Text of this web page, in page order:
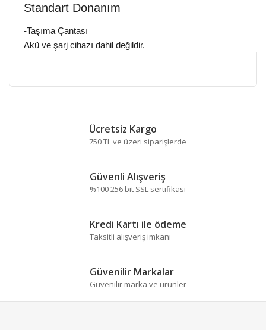
Standart Donanım
-Taşıma Çantası
Akü ve şarj cihazı dahil değildir.
Bu ürüne ilk yorumu siz yapın!
formunu kullanarak tarafımıza iletebilirsiniz.
Görüş ve önerileriniz için teşekkür ederiz.
Ürün açıklamasında eksik bilgiler bulunuyor.
Ürün fiyatı diğer sitelerden daha pahalı.
Bu ürüne benzer farklı alternatifler olmalı.
Ücretsiz Kargo
750 TL ve üzeri siparişlerde
Güvenli Alışveriş
%100 256 bit SSL sertifikası
Kredi Kartı ile ödeme
Taksitli alışveriş imkanı
Güvenilir Markalar
Güvenilir marka ve ürünler